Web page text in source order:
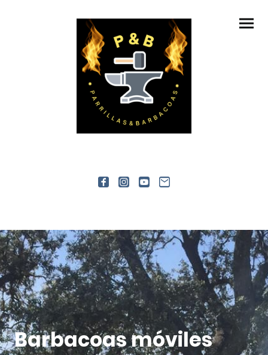
Barbacoas móviles